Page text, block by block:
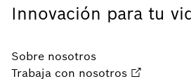
Innovación para tu
Sobre nosotros
Trabaja con nosotros